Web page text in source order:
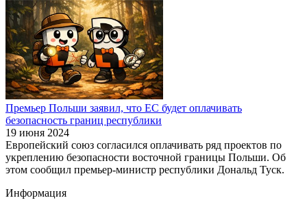
Премьер Польши заявил, что ЕС будет оплачивать
безопасность границ республики
19 июня 2024
Европейский союз согласился оплачивать ряд проектов по
укреплению безопасности восточной границы Польши. Об
этом сообщил премьер-министр республики Дональд Туск.
Информация